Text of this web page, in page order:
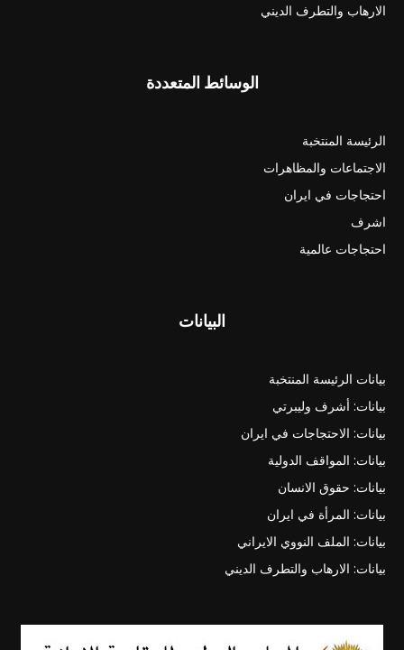
الارهاب والتطرف الديني
الوسائط المتعددة
الرئيسة المنتخبة
الاجتماعات والمظاهرات
احتجاجات في ايران
اشرف
احتجاجات عالمية
البيانات
بيانات الرئيسة المنتخبة
بيانات: أشرف وليبرتي
بيانات: الاحتجاجات في ايران
بيانات: المواقف الدولية
بيانات: حقوق الانسان
بيانات: المرأة في ايران
بيانات: الملف النووي الايراني
بيانات: الارهاب والتطرف الديني